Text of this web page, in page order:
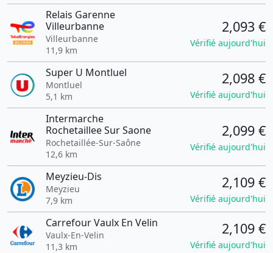
Relais Garenne
Villeurbanne
Villeurbanne
11,9 km
2,093 €
Vérifié aujourd'hui
Super U Montluel
Montluel
5,1 km
2,098 €
Vérifié aujourd'hui
Intermarche
Rochetaillee Sur Saone
Rochetaillée-Sur-Saône
12,6 km
2,099 €
Vérifié aujourd'hui
Meyzieu-Dis
Meyzieu
7,9 km
2,109 €
Vérifié aujourd'hui
Carrefour Vaulx En Velin
Vaulx-En-Velin
11,3 km
2,109 €
Vérifié aujourd'hui